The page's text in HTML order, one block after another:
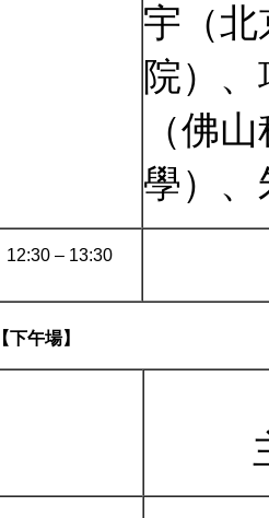
宇（
院）
（佛
學）
12:30 – 13:30
【下午場】